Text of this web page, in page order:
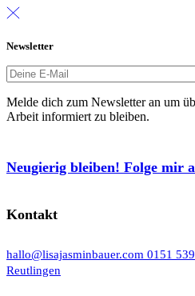
Newsletter
Melde dich zum Newsletter an um
Arbeit informiert zu bleiben.
Neugierig bleiben! Folge mir
Kontakt
hallo@lisajasminbauer.com 0151
Reutlingen